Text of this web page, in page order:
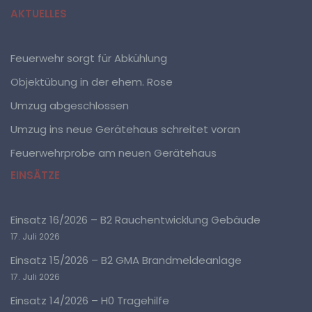
AKTUELLES
Feuerwehr sorgt für Abkühlung
Objektübung in der ehem. Rose
Umzug abgeschlossen
Umzug ins neue Gerätehaus schreitet voran
Feuerwehrprobe am neuen Gerätehaus
EINSÄTZE
Einsatz 16/2026 – B2 Rauchentwicklung Gebäude
17. Juli 2026
Einsatz 15/2026 – B2 GMA Brandmeldeanlage
17. Juli 2026
Einsatz 14/2026 – H0 Tragehilfe
Betroffene Person ist jede identifizierte oder
identifizierbare natürliche Person, deren
personenbezogene Daten von dem für die Verarbeitung
Verantwortlichen verarbeitet werden.
c) Verarbeitung
automatisierter Verfahren ausgeführte Vorgang oder
Erfassen, die Organisation, das Ordnen, die
Speicherung, die Anpassung oder Veränderung, das
Auslesen, das Abfragen, die Verwendung, die
andere Form der Bereitstellung, den Abgleich oder die
Verknüpfung, die Einschränkung, das Löschen oder die
Vernichtung.